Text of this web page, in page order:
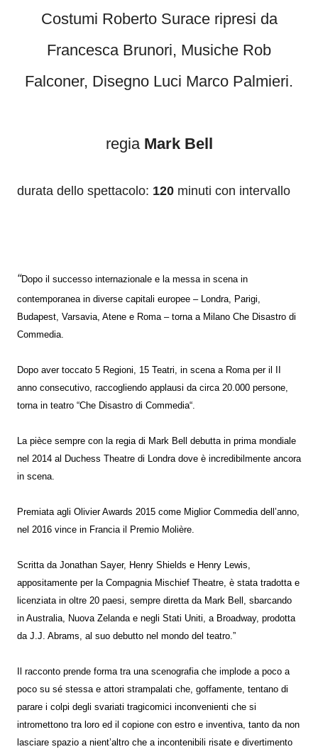
Costumi Roberto Surace ripresi da
Francesca Brunori, Musiche Rob
Falconer, Disegno Luci Marco Palmieri.
regia Mark Bell
durata dello spettacolo: 120 minuti con intervallo
“Dopo il successo internazionale e la messa in scena in
contemporanea in diverse capitali europee – Londra, Parigi,
Budapest, Varsavia, Atene e Roma – torna a Milano Che Disastro di
Commedia.
Dopo aver toccato 5 Regioni, 15 Teatri, in scena a Roma per il II
anno consecutivo, raccogliendo applausi da circa 20.000 persone,
torna in teatro “Che Disastro di Commedia“.
La pièce sempre con la regia di Mark Bell debutta in prima mondiale
nel 2014 al Duchess Theatre di Londra dove è incredibilmente ancora
in scena.
Premiata agli Olivier Awards 2015 come Miglior Commedia dell’anno,
nel 2016 vince in Francia il Premio Molière.
Scritta da Jonathan Sayer, Henry Shields e Henry Lewis,
appositamente per la Compagnia Mischief Theatre, è stata tradotta e
licenziata in oltre 20 paesi, sempre diretta da Mark Bell, sbarcando
in Australia, Nuova Zelanda e negli Stati Uniti, a Broadway, prodotta
da J.J. Abrams, al suo debutto nel mondo del teatro.”
Il racconto prende forma tra una scenografia che implode a poco a
poco su sé stessa e attori strampalati che, goffamente, tentano di
parare i colpi degli svariati tragicomici inconvenienti che si
intromettono tra loro ed il copione con estro e inventiva, tanto da non
lasciare spazio a nient’altro che a incontenibili risate e divertimento